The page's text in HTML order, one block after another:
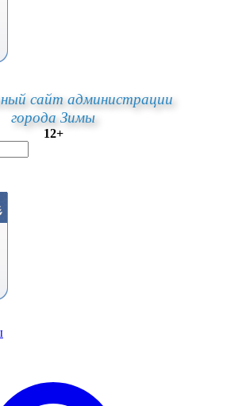
сайт администрации
города Зимы
12+